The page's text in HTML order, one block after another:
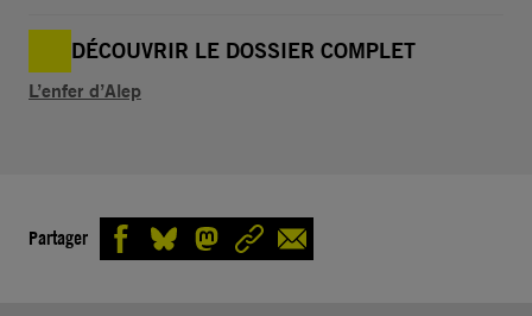
DÉCOUVRIR LE DOSSIER COMPLET
L’enfer d’Alep
Partager